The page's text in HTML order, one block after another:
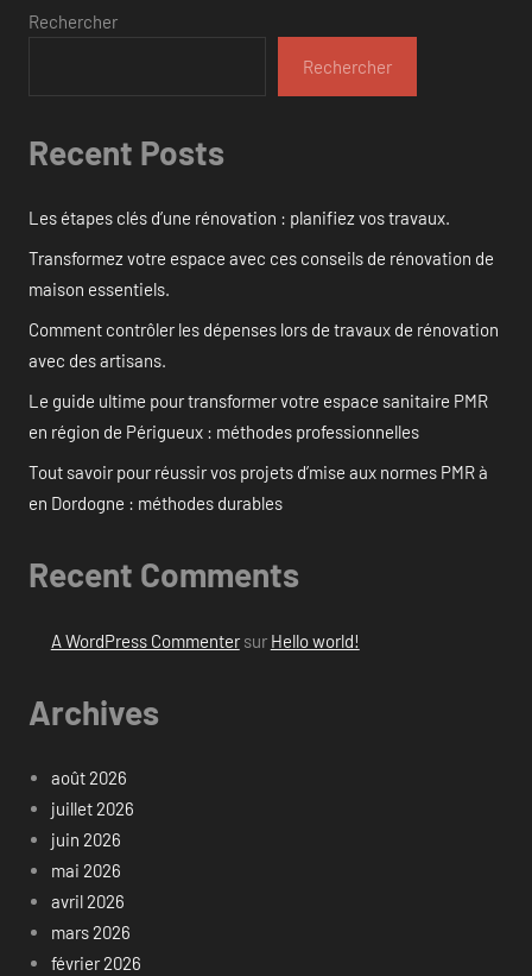
Rechercher
Rechercher
Recent Posts
Les étapes clés d’une rénovation : planifiez vos travaux.
Transformez votre espace avec ces conseils de rénovation de
maison essentiels.
Comment contrôler les dépenses lors de travaux de rénovation
avec des artisans.
Le guide ultime pour transformer votre espace sanitaire PMR
en région de Périgueux : méthodes professionnelles
Tout savoir pour réussir vos projets d’mise aux normes PMR à
en Dordogne : méthodes durables
Recent Comments
A WordPress Commentersur Hello world!
Archives
août 2026
juillet 2026
juin 2026
mai 2026
avril 2026
mars 2026
février 2026